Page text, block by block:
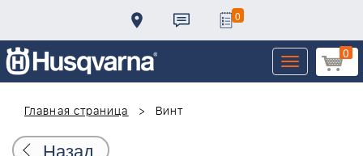
0
0
Toggle
navigation
Главная страница
Винт
Назад